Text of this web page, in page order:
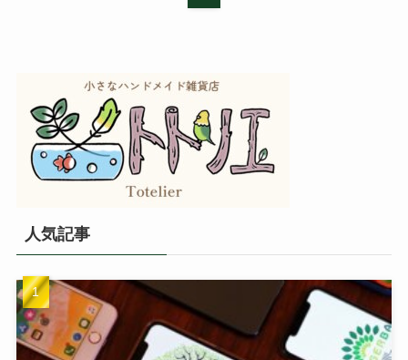
人気記事